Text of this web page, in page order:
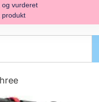
og vurderet
produkt